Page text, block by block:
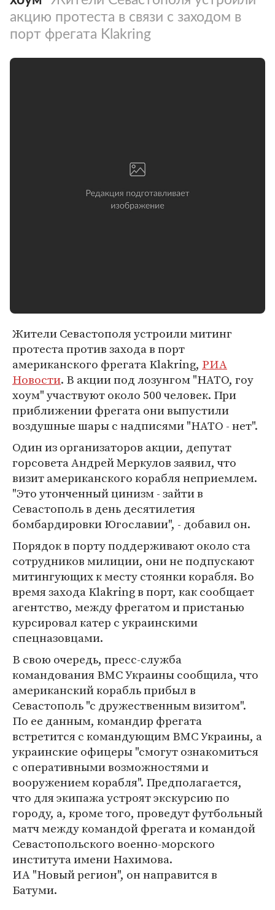
акцию протеста в связи с заходом в
порт фрегата Klakring
Жители Севастополя устроили митинг
протеста против захода в порт
американского фрегата Klakring, РИА
Новости. В акции под лозунгом "НАТО, гоу
хоум" участвуют около 500 человек. При
приближении фрегата они выпустили
воздушные шары с надписями "НАТО - нет".
Один из организаторов акции, депутат
горсовета Андрей Меркулов заявил, что
визит американского корабля неприемлем.
"Это утонченный цинизм - зайти в
Севастополь в день десятилетия
бомбардировки Югославии", - добавил он.
Порядок в порту поддерживают около ста
сотрудников милиции, они не подпускают
митингующих к месту стоянки корабля. Во
время захода Klakring в порт, как сообщает
агентство, между фрегатом и пристанью
курсировал катер с украинскими
спецназовцами.
В свою очередь, пресс-служба
командования ВМС Украины сообщила, что
американский корабль прибыл в
Севастополь "с дружественным визитом".
По ее данным, командир фрегата
встретится с командующим ВМС Украины, а
украинские офицеры "смогут ознакомиться
с оперативными возможностями и
вооружением корабля". Предполагается,
что для экипажа устроят экскурсию по
городу, а, кроме того, проведут футбольный
матч между командой фрегата и командой
Севастопольского военно-морского
института имени Нахимова.
ИА "Новый регион", он направится в
Батуми.